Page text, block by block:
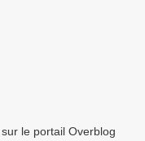
le portail Overblog